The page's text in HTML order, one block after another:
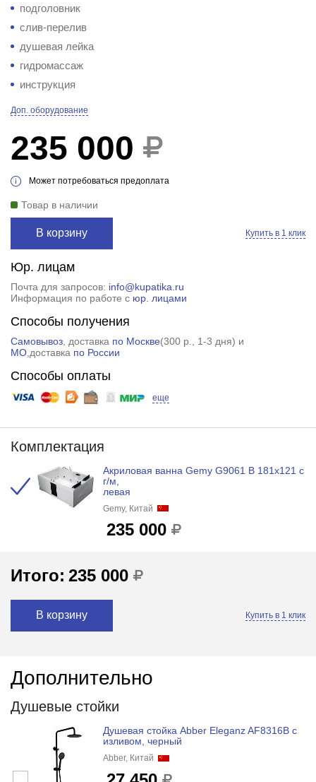
подголовник
слив-перелив
душевая лейка
гидромассаж
инструкция
Доп. оборудование
235 000
Может потребоваться предоплата
Товар в наличии
В корзину Купить в 1 клик
Юр. лицам
Почта для запросов: info@kupatika.ru
Информация по работе с юр. лицами
Способы получения
Самовывоз, доставка по Москве(300 р.
, 1-3 дня) и
МО,доставка по России
Способы оплаты
еще
Комплектация
Акриловая ванна Gemy G9061 B 181x121 с
г/м,
левая
Gemy, Китай
235 000
Итого: 235 000
В корзину Купить в 1 клик
Дополнительно
Душевые стойки
Душевая стойка Abber Eleganz AF8316B с
изливом, черный
Abber, Китай